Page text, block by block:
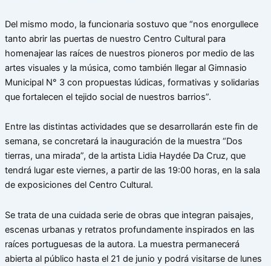
Del mismo modo, la funcionaria sostuvo que “nos enorgullece
tanto abrir las puertas de nuestro Centro Cultural para
homenajear las raíces de nuestros pioneros por medio de las
artes visuales y la música, como también llegar al Gimnasio
Municipal N° 3 con propuestas lúdicas, formativas y solidarias
que fortalecen el tejido social de nuestros barrios”.
Entre las distintas actividades que se desarrollarán este fin de
semana, se concretará la inauguración de la muestra “Dos
tierras, una mirada”, de la artista Lidia Haydée Da Cruz, que
tendrá lugar este viernes, a partir de las 19:00 horas, en la sala
de exposiciones del Centro Cultural.
Se trata de una cuidada serie de obras que integran paisajes,
escenas urbanas y retratos profundamente inspirados en las
raíces portuguesas de la autora. La muestra permanecerá
abierta al público hasta el 21 de junio y podrá visitarse de lunes